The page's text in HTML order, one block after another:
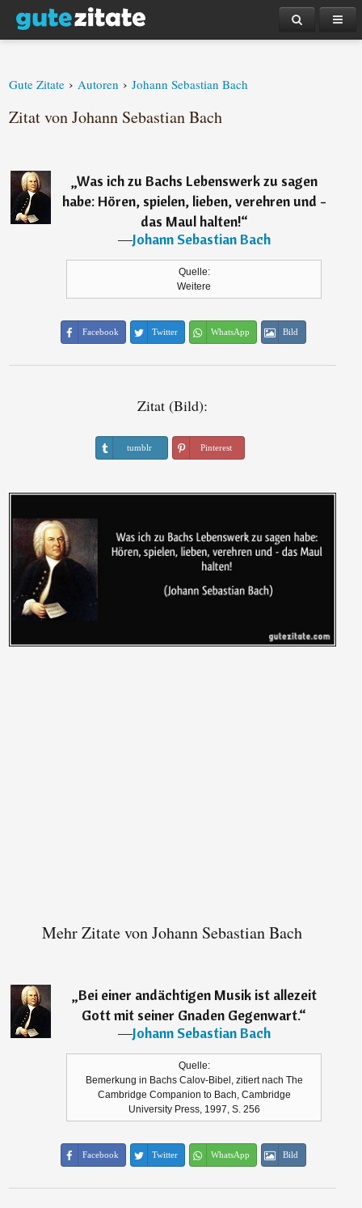
Gute Zitate › Autoren › Johann Sebastian Bach
Zitat von Johann Sebastian Bach
„Was ich zu Bachs Lebenswerk zu sagen
habe: Hören, spielen, lieben, verehren und -
das Maul halten!“
―Johann Sebastian Bach
Quelle:
Weitere
Facebook Twitter WhatsApp Bild
Zitat (Bild):
tumblr Pinterest
Mehr Zitate von Johann Sebastian Bach
„Bei einer andächtigen Musik ist allezeit
Gott mit seiner Gnaden Gegenwart.“
―Johann Sebastian Bach
Quelle:
Bemerkung in Bachs Calov-Bibel, zitiert nach The
Cambridge Companion to Bach, Cambridge
University Press, 1997, S. 256
Facebook Twitter WhatsApp Bild